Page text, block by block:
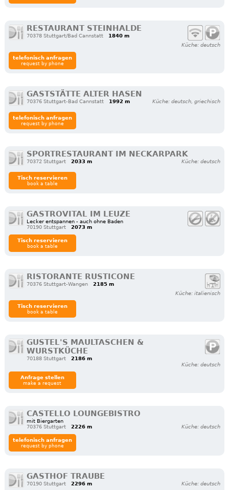
RESTAURANT STEINHALDE
70378 Stuttgart/Bad Cannstatt
1840 m
Küche: deutsch
telefonisch anfragen
request by phone
GASTSTÄTTE ALTER HASEN
70376 Stuttgart-Bad Cannstatt 1992 m Küche: deutsch, griechisch
telefonisch anfragen
request by phone
SPORTRESTAURANT IM NECKARPARK
70372 Stuttgart 2033 m Küche: deutsch
Tisch reservieren
book a table
GASTROVITAL IM LEUZE
Lecker entspannen - auch ohne Baden
70190 Stuttgart
2073 m
Tisch reservieren
book a table
RISTORANTE RUSTICONE
70376 Stuttgart-Wangen
2185 m
Küche: italienisch
Tisch reservieren
book a table
GUSTEL'S MAULTASCHEN &
WURSTKÜCHE
70188 Stuttgart
2186 m
Küche: deutsch
Anfrage stellen
make a request
CASTELLO LOUNGEBISTRO
mit Biergarten
70376 Stuttgart
2226 m Küche: deutsch
telefonisch anfragen
request by phone
GASTHOF TRAUBE
70190 Stuttgart 2296 m Küche: deutsch